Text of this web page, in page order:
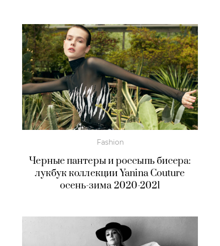
Fashion
Черные пантеры и россыпь бисера:
лукбук коллекции Yanina Couture
осень-зима 2020-2021